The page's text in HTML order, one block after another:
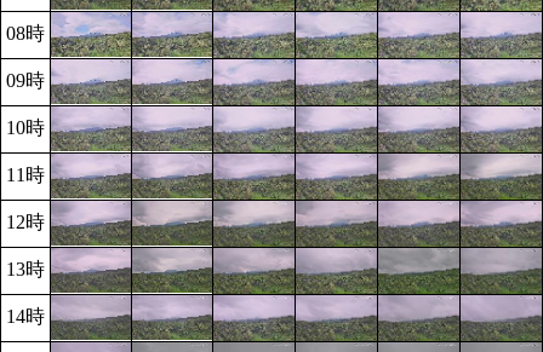
08時
09時
10時
11時
12時
13時
14時